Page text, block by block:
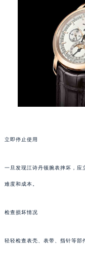
立即停止使用
一旦发现江诗丹顿腕表摔坏，应
难度和成本。
检查损坏情况
轻轻检查表壳、表带、指针等部